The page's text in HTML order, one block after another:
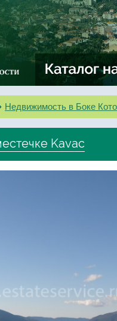
Недвижимость в Боке
Kavac